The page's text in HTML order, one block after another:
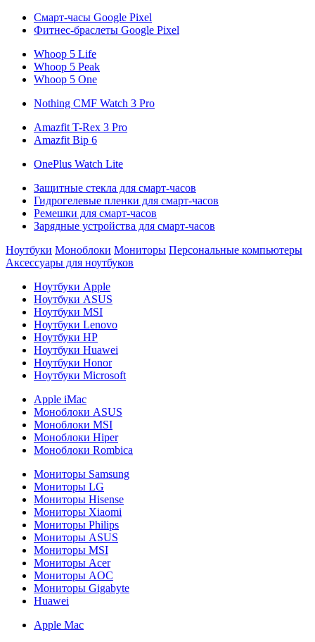
Смарт-часы Google Pixel
Фитнес-браслеты Google Pixel
Whoop 5 Life
Whoop 5 Peak
Whoop 5 One
Nothing CMF Watch 3 Pro
Amazfit T-Rex 3 Pro
Amazfit Bip 6
OnePlus Watch Lite
Защитные стекла для смарт-часов
Гидрогелевые пленки для смарт-часов
Ремешки для смарт-часов
Зарядные устройства для смарт-часов
Ноутбуки Моноблоки Мониторы Персональные компьютеры
Аксессуары для ноутбуков
Ноутбуки Apple
Ноутбуки ASUS
Ноутбуки MSI
Ноутбуки Lenovo
Ноутбуки HP
Ноутбуки Huawei
Ноутбуки Honor
Ноутбуки Microsoft
Apple iMac
Моноблоки ASUS
Моноблоки MSI
Моноблоки Hiper
Моноблоки Rombica
Мониторы Samsung
Мониторы LG
Мониторы Hisense
Мониторы Xiaomi
Мониторы Philips
Мониторы ASUS
Мониторы MSI
Мониторы Acer
Мониторы AOC
Мониторы Gigabyte
Huawei
Apple Mac